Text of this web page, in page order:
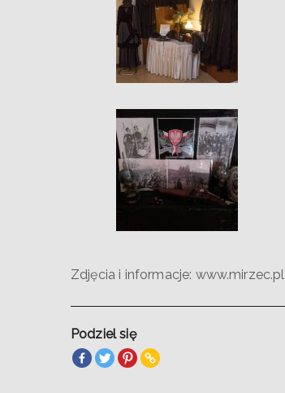
Zdjęcia i informacje: www.mirzec.pl
Podziel się